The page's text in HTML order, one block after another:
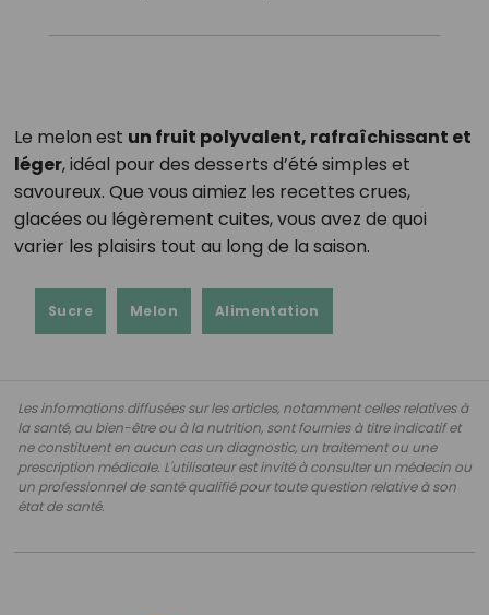
Le melon est un fruit polyvalent, rafraîchissant et
léger, idéal pour des desserts d’été simples et
savoureux. Que vous aimiez les recettes crues,
glacées ou légèrement cuites, vous avez de quoi
varier les plaisirs tout au long de la saison.
Sucre Melon Alimentation
Les informations diffusées sur les articles, notamment celles relatives à
la santé, au bien-être ou à la nutrition, sont fournies à titre indicatif et
ne constituent en aucun cas un diagnostic, un traitement ou une
prescription médicale. L'utilisateur est invité à consulter un médecin ou
un professionnel de santé qualifié pour toute question relative à son
état de santé.